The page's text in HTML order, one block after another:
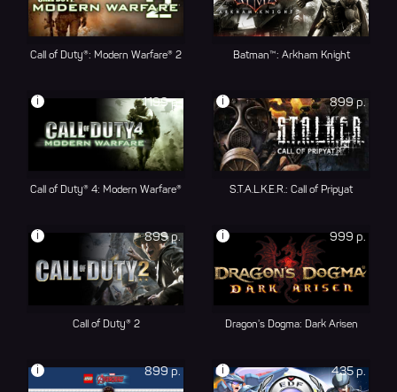
Call of Duty®: Modern Warfare® 2 Batman™: Arkham Knight
1199 р.
i
Call of Duty® 4: Modern Warfare®
899 р.
i
S.T.A.L.K.E.R.: Call of Pripyat
899 р.
i
Call of Duty® 2
999 р.
i
Dragon's Dogma: Dark Arisen
899 р.
i 435 р.
i